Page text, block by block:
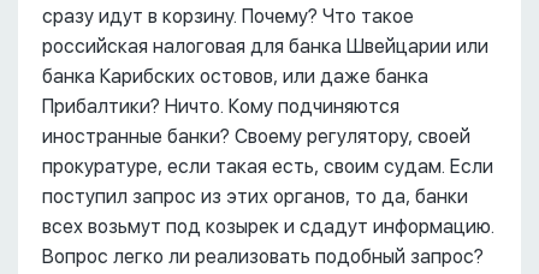
сразу идут в корзину. Почему? Что такое
российская налоговая для банка Швейцарии или
банка Карибских остовов, или даже банка
Прибалтики? Ничто. Кому подчиняются
иностранные банки? Своему регулятору, своей
прокуратуре, если такая есть, своим судам. Если
поступил запрос из этих органов, то да, банки
всех возьмут под козырек и сдадут информацию.
Вопрос легко ли реализовать подобный запрос?